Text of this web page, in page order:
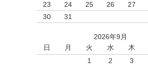
23
24 25 26 27
30
31
2026年9月
日
月 火 水 木
1
2 3